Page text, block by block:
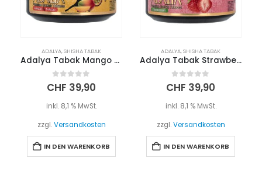
ADALYA,SHISHA TABAK
Adalya Tabak Mango Tango 200g
0out of 5
CHF 39,90
inkl. 8,1 % MwSt.
zzgl.Versandkosten
IN DEN WARENKORB
ADALYA,SHISHA TABAK
Adalya Tabak Strawberry 200g
0out of 5
CHF 39,90
inkl. 8,1 % MwSt.
zzgl.Versandkosten
IN DEN WARENKORB